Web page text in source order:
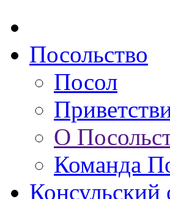
Посольство
Посол
О
Команда
Консульский